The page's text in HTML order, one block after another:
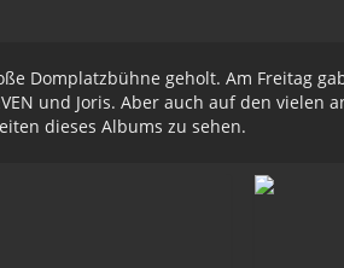
Domplatzbühne geholt. Am Freitag
und Joris. Aber auch auf den vielen
dieses Albums zu sehen.